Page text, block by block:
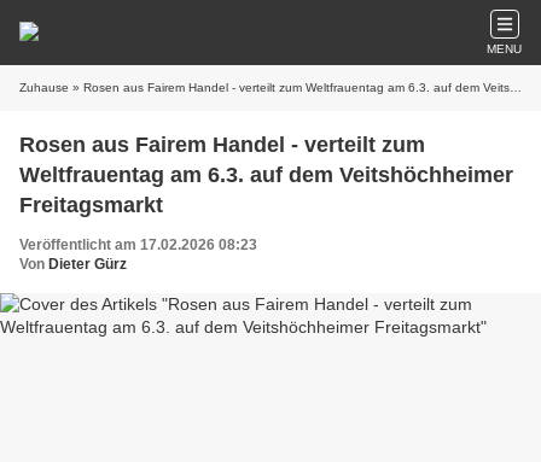
MENU
Zuhause » Rosen aus Fairem Handel - verteilt zum Weltfrauentag am 6.3. auf dem Veitshöchheimer Freitagsmarkt
Rosen aus Fairem Handel - verteilt zum
Weltfrauentag am 6.3. auf dem Veitshöchheimer
Freitagsmarkt
Veröffentlicht am 17.02.2026 08:23
Von Dieter Gürz